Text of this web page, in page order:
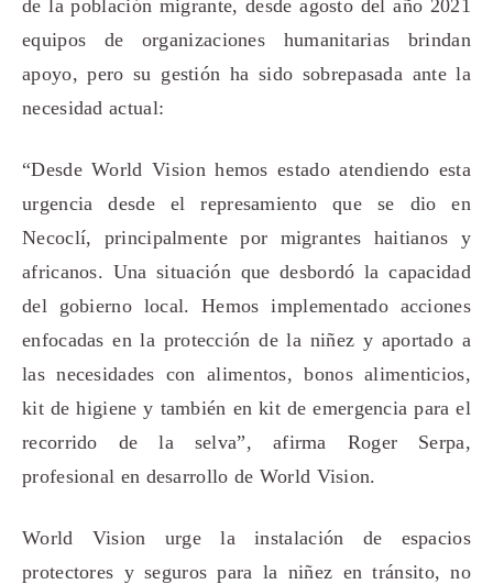
de la población migrante, desde agosto del año 2021
equipos de organizaciones humanitarias brindan
apoyo, pero su gestión ha sido sobrepasada ante la
necesidad actual:
“Desde World Vision hemos estado atendiendo esta
urgencia desde el represamiento que se dio en
Necoclí, principalmente por migrantes haitianos y
africanos. Una situación que desbordó la capacidad
del gobierno local. Hemos implementado acciones
enfocadas en la protección de la niñez y aportado a
las necesidades con alimentos, bonos alimenticios,
kit de higiene y también en kit de emergencia para el
recorrido de la selva”, afirma Roger Serpa,
profesional en desarrollo de World Vision.
World Vision urge la instalación de espacios
protectores y seguros para la niñez en tránsito, no